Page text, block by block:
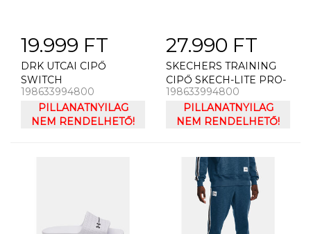
19.999 FT
DRK UTCAI CIPŐ
SWITCH
198633994800
PILLANATNYILAG
NEM RENDELHETŐ!
27.990 FT
SKECHERS TRAINING
CIPŐ SKECH-LITE PRO-
CLE
198633994800
PILLANATNYILAG
NEM RENDELHETŐ!